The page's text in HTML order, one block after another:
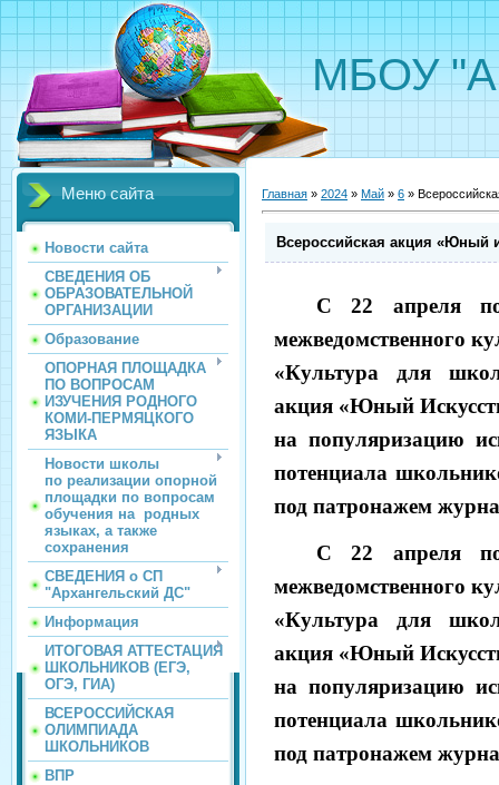
МБОУ
Меню сайта
Новости сайта
СВЕДЕНИЯ ОБ
ОБРАЗОВАТЕЛЬНОЙ
ОРГАНИЗАЦИИ
Образование
ОПОРНАЯ ПЛОЩАДКА
ПО ВОПРОСАМ
ИЗУЧЕНИЯ РОДНОГО
КОМИ-ПЕРМЯЦКОГО
ЯЗЫКА
Новости школы
по реализации опорной
площадки по вопросам
обучения на родных
языках, а также
сохранения
СВЕДЕНИЯ о СП
"Архангельский ДС"
Информация
ИТОГОВАЯ АТТЕСТАЦИЯ
ШКОЛЬНИКОВ (ЕГЭ,
ОГЭ, ГИА)
ВСЕРОССИЙСКАЯ
ОЛИМПИАДА
ШКОЛЬНИКОВ
ВПР
Главная » 2024 » Май » 6 »
Всероссийская акция «Юный
С 22 апреля
межведомственного
«Культура для
акция «Юный
на популяризацию
потенциала
под патронажем
С 22 апреля
межведомственного
«Культура для
акция «Юный
на популяризацию
потенциала
под патронажем